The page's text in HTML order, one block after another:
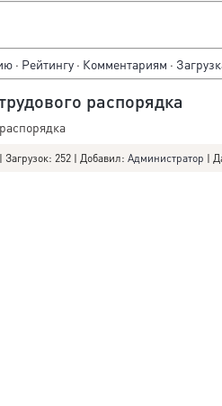
· Рейтингу · Комментариям ·
распорядка
| Загрузок: 252 | Добавил: Администратор |